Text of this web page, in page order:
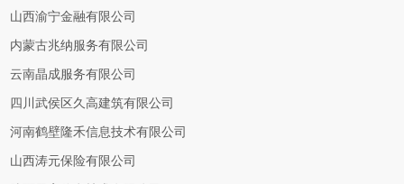
山西渝宁金融有限公司
内蒙古兆纳服务有限公司
云南晶成服务有限公司
四川武侯区久高建筑有限公司
河南鹤壁隆禾信息技术有限公司
山西涛元保险有限公司